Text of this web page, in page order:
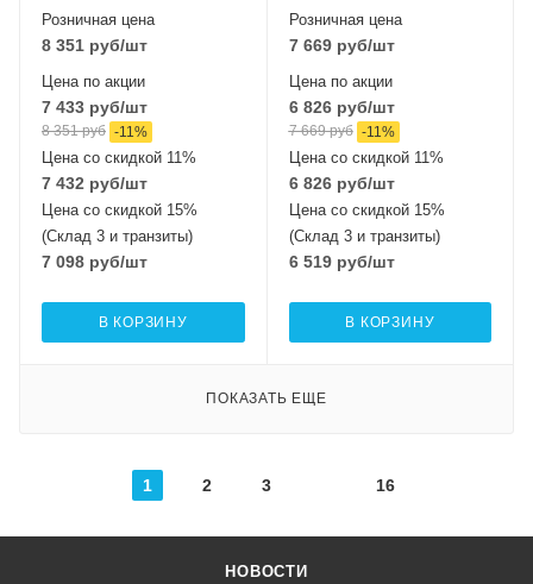
Розничная цена
8 351 руб/шт
Цена по акции
7 433 руб/шт
8 351руб -11%
Цена со скидкой 11%
7 432 руб/шт
Цена со скидкой 15%
(Склад 3 и транзиты)
7 098 руб/шт
В КОРЗИНУ
Розничная цена
7 669руб/шт
Цена по акции
6 826руб/шт
7 669руб -11%
Цена со скидкой 11%
6 826руб/шт
Цена со скидкой 15%
(Склад 3 и транзиты)
6 519руб/шт
В КОРЗИНУ
ПОКАЗАТЬ ЕЩЕ
1 2 3 16
НОВОСТИ